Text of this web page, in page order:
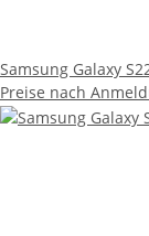
Samsung Galaxy
Preise nach